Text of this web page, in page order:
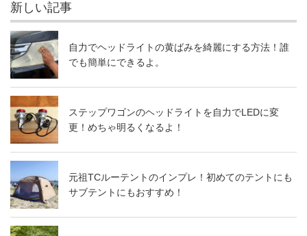
新しい記事
自力でヘッドライトの黄ばみを綺麗にする方法！誰
でも簡単にできるよ。
ステップワゴンのヘッドライトを自力でLEDに変
更！めちゃ明るくなるよ！
元祖TCルーテントのインプレ！初めてのテントにも
サブテントにもおすすめ！